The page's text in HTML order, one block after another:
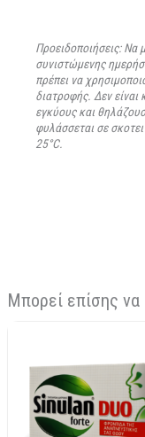
Προειδοποιήσεις: Να
συνιστώμενης
πρέπει να
διατροφής. Δεν
εγκύους και
φυλάσσεται σε
25°C.
Μπορεί επίσης